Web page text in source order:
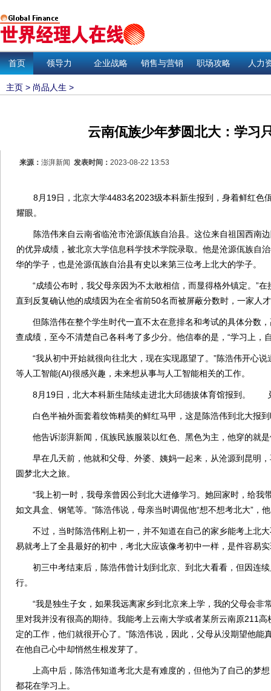
首页 领导力 企业战略 销售与营销 职场攻略 人力
主页 > 尚品人生 >
云南佤族少年梦圆北大：学习
来源： 澎湃新闻 发表时间： 2023-08-22 13:53
8月19日，北京大学4483名2023级本科新生报到，身着鲜红色
耀眼。
陈浩伟来自云南省临沧市沧源佤族自治县。这位来自祖国西南
的优异成绩，被北京大学信息科学技术学院录取。他是沧源佤族自
华的学子，也是沧源佤族自治县有史以来第三位考上北大的学子。
“成绩公布时，我父母亲因为不太敢相信，而显得格外镇定。”在
直到反复确认他的成绩因为在全省前50名而被屏蔽分数时，一家人
但陈浩伟在整个学生时代一直不太在意排名和考试的具体分数，
查成绩，至今不清楚自己各科考了多少分。他信奉的是，“学习上，
“我从初中开始就很向往北大，现在实现愿望了。”陈浩伟开心说
等人工智能(AI)很感兴趣，未来想从事与人工智能相关的工作。
8月19日，北大本科新生陆续走进北大邱德拔体育馆报到。 兑
白色半袖外面套着纹饰精美的鲜红马甲，这是陈浩伟到北大报到
他告诉澎湃新闻，佤族民族服装以红色、黑色为主，他穿的就是
早在几天前，他就和父母、外婆、姨妈一起来，从沧源到昆明，
圆梦北大之旅。
“我上初一时，我母亲曾因公到北大进修学习。她回家时，给我
如文具盒、钢笔等。”陈浩伟说，母亲当时调侃他“想不想考北大”，
不过，当时陈浩伟刚上初一，并不知道在自己的家乡能考上北大
易就考上了全县最好的初中，考北大应该像考初中一样，是件容易实
初三中考结束后，陈浩伟曾计划到北京、到北大看看，但因连续
行。
“我是独生子女，如果我远离家乡到北京来上学，我的父母会非
里对我并没有很高的期待。我能考上云南大学或者某所云南原211
定的工作，他们就很开心了。”陈浩伟说，因此，父母从没期望他能
在他自己心中却悄然生根发芽了。
上高中后，陈浩伟知道考北大是有难度的，但他为了自己的梦想
都花在学习上。